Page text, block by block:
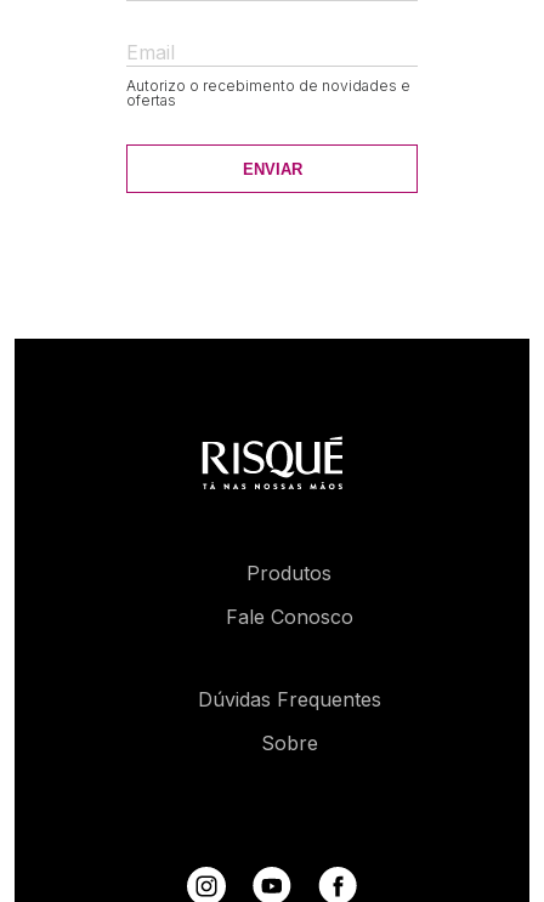
Email
Autorizo o recebimento de novidades e
ofertas
ENVIAR
Produtos
Fale Conosco
Dúvidas Frequentes
Sobre